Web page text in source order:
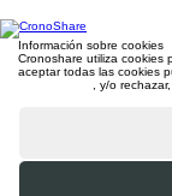
Información sobre cookies
Cronoshare utiliza cookies
aceptar todas las cookies
, y/o